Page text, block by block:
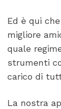
Ed è qui
migliore
quale
strumenti
carico di
La nostra